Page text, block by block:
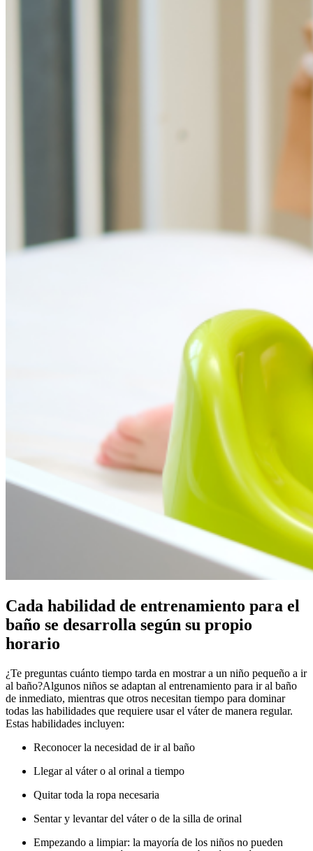
Cada habilidad de entrenamiento para el
baño se desarrolla según su propio
horario
¿Te preguntas cuánto tiempo tarda en mostrar a un niño pequeño a ir
al baño?Algunos niños se adaptan al entrenamiento para ir al baño
de inmediato, mientras que otros necesitan tiempo para dominar
todas las habilidades que requiere usar el váter de manera regular.
Estas habilidades incluyen:
Reconocer la necesidad de ir al baño
Llegar al váter o al orinal a tiempo
Quitar toda la ropa necesaria
Sentar y levantar del váter o de la silla de orinal
Empezando a limpiar: la mayoría de los niños no pueden